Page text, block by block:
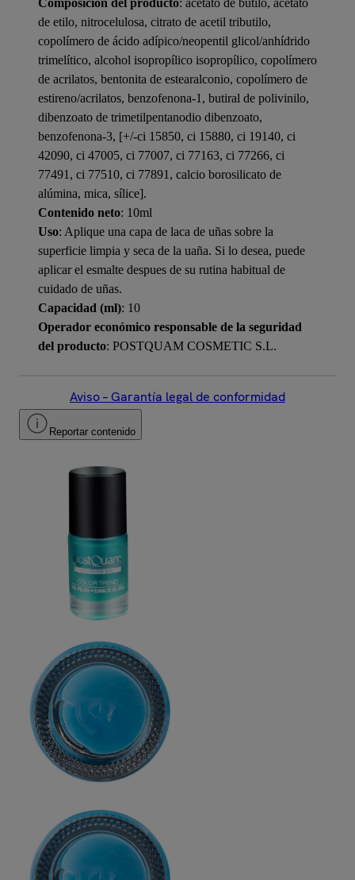
Composición del producto: acetato de butilo, acetato
de etilo, nitrocelulosa, citrato de acetil tributilo,
copolímero de ácido adípico/neopentil glicol/anhídrido
trimelítico, alcohol isopropílico isopropílico, copolímero
de acrilatos, bentonita de estearalconio, copolímero de
estireno/acrilatos, benzofenona-1, butiral de polivinilo,
dibenzoato de trimetilpentanodio dibenzoato,
benzofenona-3, [+/-ci 15850, ci 15880, ci 19140, ci
42090, ci 47005, ci 77007, ci 77163, ci 77266, ci
77491, ci 77510, ci 77891, calcio borosilicato de
alúmina, mica, sílice].
Contenido neto: 10ml
Uso: Aplique una capa de laca de uñas sobre la
superficie limpia y seca de la uaña. Si lo desea, puede
aplicar el esmalte despues de su rutina habitual de
cuidado de uñas.
Capacidad (ml): 10
Operador económico responsable de la seguridad
del producto: POSTQUAM COSMETIC S.L.
Aviso – Garantía legal de conformidad
Reportar contenido